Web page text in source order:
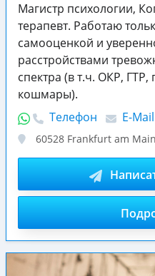
Магистр психологии,
терапевт. Работаю
самооценкой и
расстройствами
спектра (в т.ч. ОКР,
кошмары).
Телефон
E-Mail
60528 Frankfurt am Main